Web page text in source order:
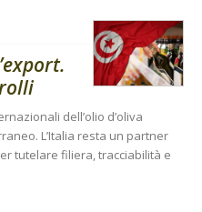
dell’olio d’oliva
L’Italia resta un partner
tutelare filiera, tracciabilità e